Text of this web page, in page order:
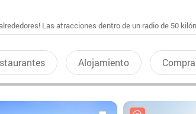
Las atracciones dentro de un radio de 50
Alojamiento